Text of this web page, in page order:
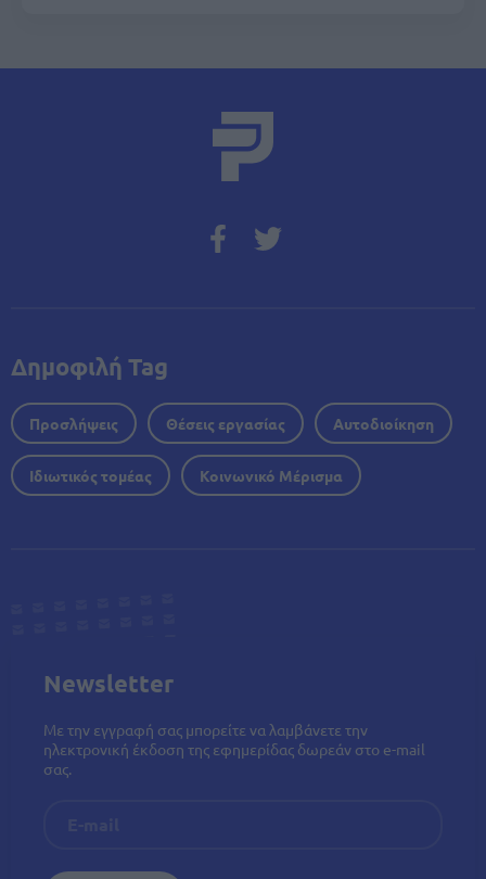
Δημοφιλή Tag
Προσλήψεις Θέσεις εργασίας Αυτοδιοίκηση
Ιδιωτικός τομέας Κοινωνικό Μέρισμα
Newsletter
Με την εγγραφή σας μπορείτε να λαμβάνετε την
ηλεκτρονική έκδοση της εφημερίδας δωρεάν στο e-mail
σας.